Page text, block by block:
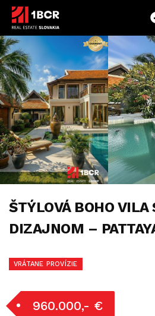
ŠTÝLOVÁ BOHO
DIZAJNOM –
VRÁTANE PROVÍZIE
960.000,- €